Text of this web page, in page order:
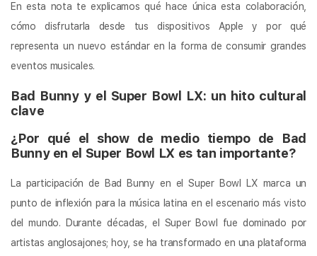
En esta nota te explicamos qué hace única esta colaboración,
cómo disfrutarla desde tus dispositivos Apple y por qué
representa un nuevo estándar en la forma de consumir grandes
eventos musicales.
Bad Bunny y el Super Bowl LX: un hito cultural
clave
¿Por qué el show de medio tiempo de Bad
Bunny en el Super Bowl LX es tan importante?
La participación de Bad Bunny en el Super Bowl LX marca un
punto de inflexión para la música latina en el escenario más visto
del mundo. Durante décadas, el Super Bowl fue dominado por
artistas anglosajones; hoy, se ha transformado en una plataforma